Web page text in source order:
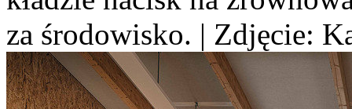
za środowisko. | Zdjęcie: